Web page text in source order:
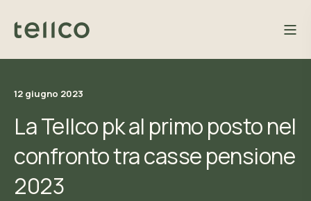
12 giugno 2023
La Tellco pk al primo posto nel
confronto tra casse pensione
2023